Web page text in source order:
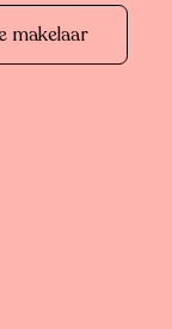
makelaar